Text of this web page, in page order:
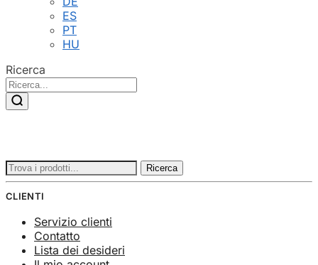
ES
PT
HU
Ricerca
Ricerca
per:
Ricerca
CLIENTI
Servizio clienti
Contatto
Lista dei desideri